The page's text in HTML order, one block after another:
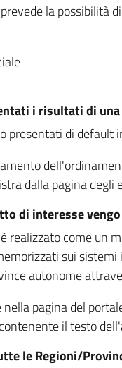
la possibilità
i risultati di una
presentati di default
dalla pagina degli
di interesse
realizzato come un
sui
autonome
pagina del
il testo
le Regioni/